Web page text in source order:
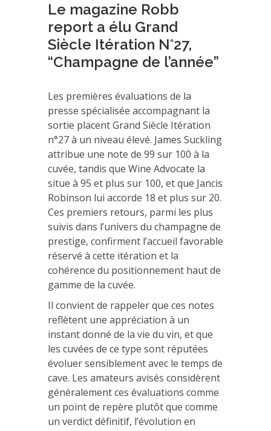
Le magazine Robb
report a élu Grand
Siècle Itération N°27,
“Champagne de l’année”
Les premières évaluations de la
presse spécialisée accompagnant la
sortie placent Grand Siècle Itération
n°27 à un niveau élevé. James Suckling
attribue une note de 99 sur 100 à la
cuvée, tandis que Wine Advocate la
situe à 95 et plus sur 100, et que Jancis
Robinson lui accorde 18 et plus sur 20.
Ces premiers retours, parmi les plus
suivis dans l’univers du champagne de
prestige, confirment l’accueil favorable
réservé à cette itération et la
cohérence du positionnement haut de
gamme de la cuvée.
Il convient de rappeler que ces notes
reflètent une appréciation à un
instant donné de la vie du vin, et que
les cuvées de ce type sont réputées
évoluer sensiblement avec le temps de
cave. Les amateurs avisés considèrent
généralement ces évaluations comme
un point de repère plutôt que comme
un verdict définitif, l’évolution en